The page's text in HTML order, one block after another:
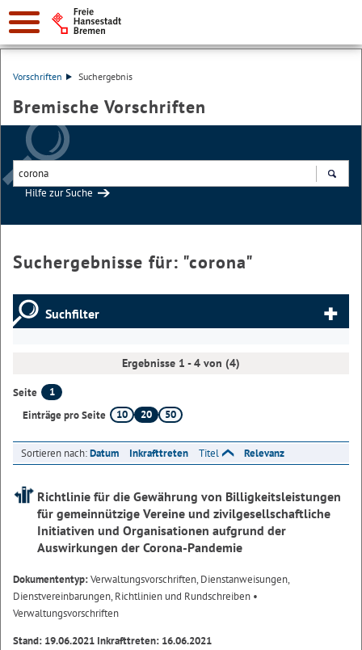
Vorschriften Suchergebnis
Bremische Vorschriften
Hilfe zur Suche
Suchergebnisse für: "corona"
Suchfilter
Ergebnisse 1 - 4 von (4)
Seite
1
Einträge pro Seite
10 20 50
Sortieren nach:Datum Inkrafttreten Titel Relevanz
Richtlinie für die Gewährung von Billigkeitsleistungen
für gemeinnützige Vereine und zivilgesellschaftliche
Initiativen und Organisationen aufgrund der
Auswirkungen der Corona-Pandemie
Dokumententyp:Verwaltungsvorschriften, Dienstanweisungen,
Dienstvereinbarungen, Richtlinien und Rundschreiben •
Verwaltungsvorschriften
Stand: 19.06.2021 Inkrafttreten: 16.06.2021